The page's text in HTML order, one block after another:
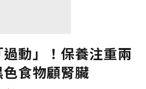
動」！保養注重兩
食物顧腎臟